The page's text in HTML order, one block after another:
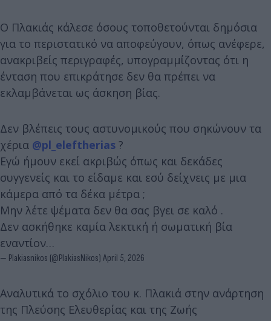
Ο Πλακιάς κάλεσε όσους τοποθετούνται δημόσια
για το περιστατικό να αποφεύγουν, όπως ανέφερε,
ανακριβείς περιγραφές, υπογραμμίζοντας ότι η
ένταση που επικράτησε δεν θα πρέπει να
εκλαμβάνεται ως άσκηση βίας.
Δεν βλέπεις τους αστυνομικούς που σηκώνουν τα
χέρια @pl_eleftherias ?
Εγώ ήμουν εκεί ακριβώς όπως και δεκάδες
συγγενείς και το είδαμε και εσύ δείχνεις με μια
κάμερα από τα δέκα μέτρα ;
Μην λέτε ψέματα δεν θα σας βγει σε καλό .
Δεν ασκήθηκε καμία λεκτική ή σωματική βία
εναντίον…
— Plakiasnikos (@PlakiasNikos) April 5, 2026
Αναλυτικά το σχόλιο του κ. Πλακιά στην ανάρτηση
της Πλεύσης Ελευθερίας και της Ζωής